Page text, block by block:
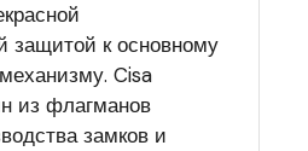
защитой к основному
Cisa
из флагманов
замков и